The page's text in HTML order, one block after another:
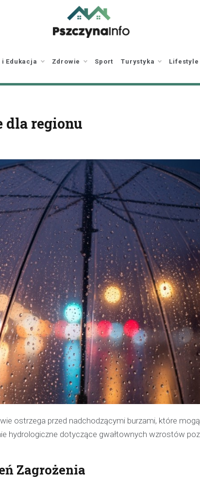
Edukacja Zdrowie Sport Turystyka Lifestyle
dla regionu
ostrzega przed nadchodzącymi burzami, które
hydrologiczne dotyczące gwałtownych wzrostów
Zagrożenia